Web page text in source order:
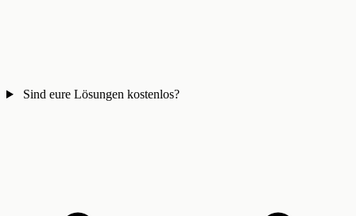
Sind eure Lösungen kostenlos?